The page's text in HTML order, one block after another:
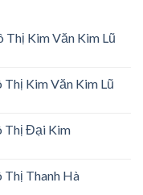
Kim Văn Kim Lũ
Kim Văn Kim Lũ
Thị Đại Kim
Thị Thanh Hà